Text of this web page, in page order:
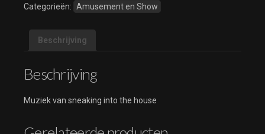
aantal
Categorieën: Amusement en Show
Beschrijving
Beschrijving
Muziek van sneaking into the house